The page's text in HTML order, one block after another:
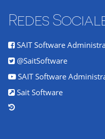
Redes
SAIT Software
@SaitSoftware
SAIT Software
Sait Software